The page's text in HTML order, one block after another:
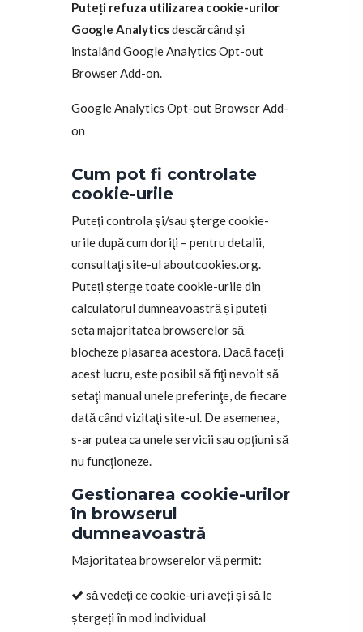
Puteți refuza utilizarea cookie-urilor
Google Analyticsdescărcând și
instalând Google Analytics Opt-out
Browser Add-on.
Google Analytics Opt-out Browser Add-
on
Cum pot fi controlate
cookie-urile
Puteţi controla şi/sau şterge cookie-
urile după cum doriţi – pentru detalii,
consultaţi site-ul aboutcookies.org.
Puteți șterge toate cookie-urile din
calculatorul dumneavoastră și puteți
seta majoritatea browserelor să
blocheze plasarea acestora. Dacă faceţi
acest lucru, este posibil să fiţi nevoit să
setaţi manual unele preferinţe, de fiecare
dată când vizitaţi site-ul. De asemenea,
s-ar putea ca unele servicii sau opţiuni să
nu funcţioneze.
Gestionarea cookie-urilor
în browserul
dumneavoastră
Majoritatea browserelor vă permit:
să vedeți ce cookie-uri aveți și să le
ștergeți în mod individual